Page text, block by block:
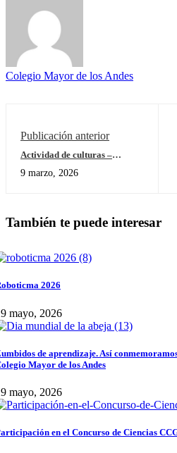
Colegio Mayor de los Andes
Publicación anterior
Actividad de culturas –
9 marzo, 2026
También te puede interesar
2026
mayo, 2026
de aprendizaje. Así
Mayor de los Andes
mayo, 2026
en el Concurso de Ciencias